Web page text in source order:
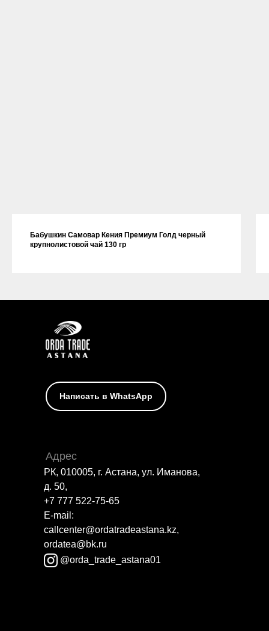
Бабушкин Самовар Кения Премиум Голд черный
крупнолистовой чай 130 гр
Написать в WhatsApp
Адрес
@orda_trade_astana01
РК, 010005, г. Астана, ул. Иманова,
д. 50,
+7 777 522-75-65
E-mail:
callcenter@ordatradeastana.kz,
ordatea@bk.ru